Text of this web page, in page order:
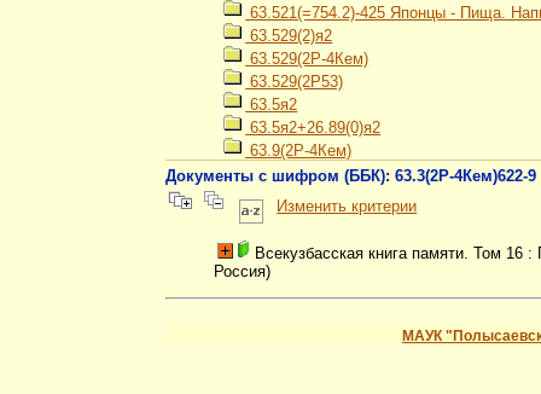
63.521(=754.2)-425 Японцы - Пища.
63.529(2)я2
63.529(2Р-4Кем)
63.529(2Р53)
63.5я2
63.5я2+26.89(0)я2
63.9(2Р-4Кем)
Документы с шифром (ББК): 63.3(2Р-4Кем)622-9
Изменить критерии
Всекузбасская книга памяти. Том 16
Россия)
МАУК